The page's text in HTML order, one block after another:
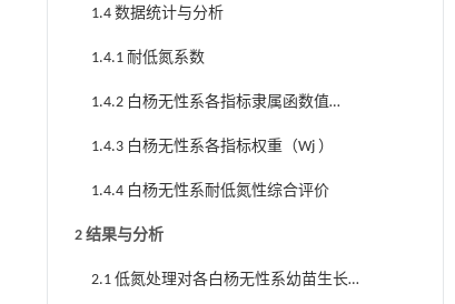
1.4 数据统计与分析
1.4.1 耐低氮系数
1.4.2 白杨无性系各指标隶属函数值
（U（Vj ））
1.4.3 白杨无性系各指标权重（Wj ）
1.4.4 白杨无性系耐低氮性综合评价
2 结果与分析
2.1 低氮处理对各白杨无性系幼苗生长